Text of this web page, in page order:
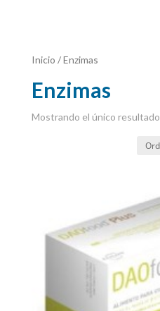
Inicio / Enzimas
Enzimas
Mostrando el único resultado